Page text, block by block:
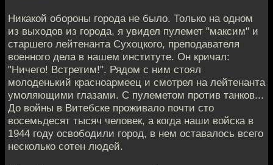
Никакой обороны города не было. Только на одном
из выходов из города, я увидел пулемет "максим" и
старшего лейтенанта Сухоцкого, преподавателя
военного дела в нашем институте. Он кричал:
"Ничего! Встретим!". Рядом с ним стоял
молоденький красноармеец и смотрел на лейтенанта
умоляющими глазами. С пулеметом против танков...
До войны в Витебске проживало почти сто
восемьдесят тысяч человек, а когда наши войска в
1944 году освободили город, в нем оставалось всего
несколько сотен людей.